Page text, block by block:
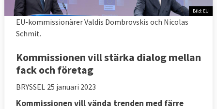
Bild: EU
EU-kommissionärer Valdis Dombrovskis och Nicolas
Schmit.
Kommissionen vill stärka dialog mellan
fack och företag
BRYSSEL 25 januari 2023
Kommissionen vill vända trenden med färre